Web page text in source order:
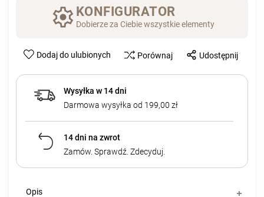
KONFIGURATOR
Dobierze za Ciebie wszystkie elementy
Dodaj do ulubionych Porównaj Udostępnij
Wysyłka w 14 dni
Darmowa wysyłka od 199,00 zł
14 dni na zwrot
Zamów. Sprawdź. Zdecyduj.
Opis